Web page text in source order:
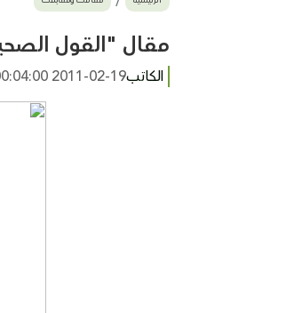
مقال "القول
الكاتب2011-02-19 00:04:00